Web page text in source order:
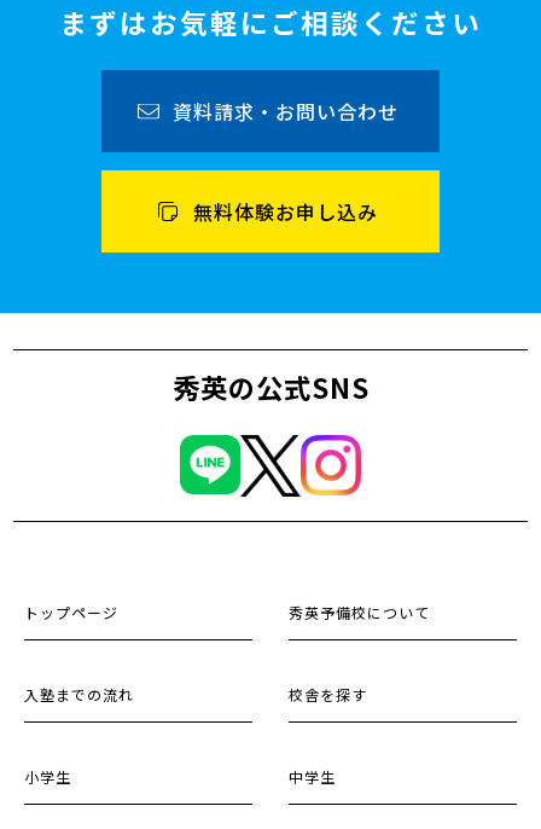
まずはお気軽にご相談ください
資料請求・お問い合わせ
無料体験お申し込み
秀英の公式SNS
トップページ 秀英予備校について
入塾までの流れ 校舎を探す
小学生 中学生